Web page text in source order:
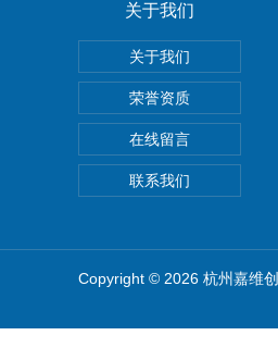
关于我们
关于我们
荣誉资质
在线留言
联系我们
Copyright © 2026 杭州嘉维